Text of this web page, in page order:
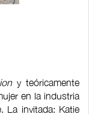
y teóricamente
en la industria
La invitada: Katie